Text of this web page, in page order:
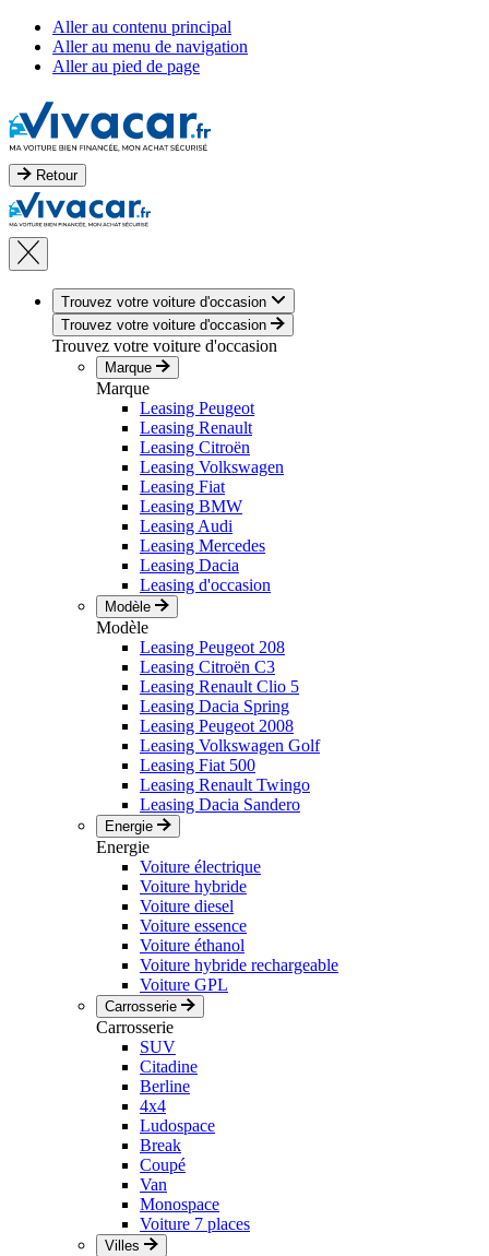
Aller au contenu principal
Aller au menu de navigation
Aller au pied de page
Retour
Trouvez votre voiture d'occasion
Trouvez votre voiture d'occasion
Trouvez votre voiture d'occasion
Marque
Marque
Leasing Peugeot
Leasing Renault
Leasing Citroën
Leasing Volkswagen
Leasing Fiat
Leasing BMW
Leasing Audi
Leasing Mercedes
Leasing Dacia
Leasing d'occasion
Modèle
Modèle
Leasing Peugeot 208
Leasing Citroën C3
Leasing Renault Clio 5
Leasing Dacia Spring
Leasing Peugeot 2008
Leasing Volkswagen Golf
Leasing Fiat 500
Leasing Renault Twingo
Leasing Dacia Sandero
Energie
Energie
Voiture électrique
Voiture hybride
Voiture diesel
Voiture essence
Voiture éthanol
Voiture hybride rechargeable
Voiture GPL
Carrosserie
Carrosserie
SUV
Citadine
Berline
4x4
Ludospace
Break
Coupé
Van
Monospace
Voiture 7 places
Villes